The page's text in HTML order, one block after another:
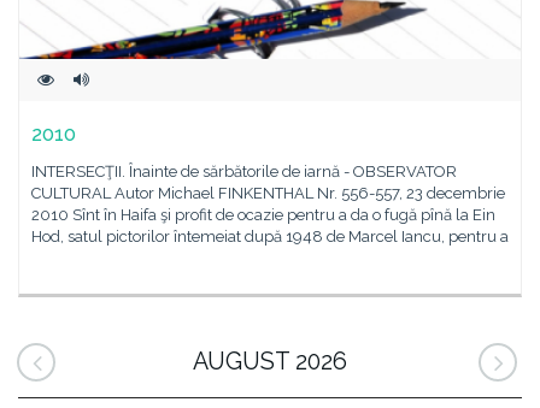
2010
INTERSECŢII. Înainte de sărbătorile de iarnă - OBSERVATOR
CULTURAL Autor Michael FINKENTHAL Nr. 556-557, 23 decembrie
2010 Sînt în Haifa şi profit de ocazie pentru a da o fugă pînă la Ein
Hod, satul pictorilor întemeiat după 1948 de Marcel Iancu, pentru a
AUGUST 2026